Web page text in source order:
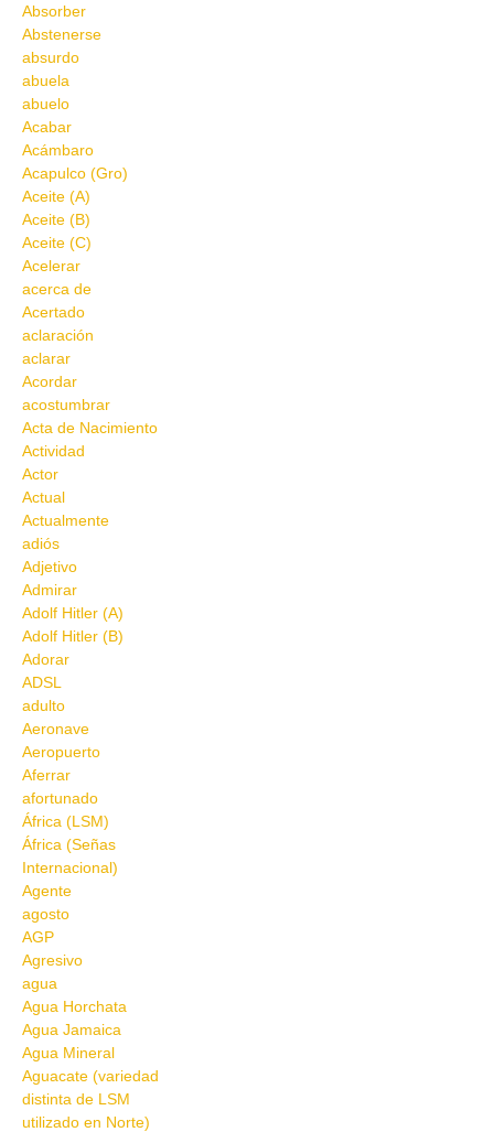
Absorber
Abstenerse
absurdo
abuela
abuelo
Acabar
Acámbaro
Acapulco (Gro)
Aceite (A)
Aceite (B)
Aceite (C)
Acelerar
acerca de
Acertado
aclaración
aclarar
Acordar
acostumbrar
Acta de Nacimiento
Actividad
Actor
Actual
Actualmente
adiós
Adjetivo
Admirar
Adolf Hitler (A)
Adolf Hitler (B)
Adorar
ADSL
adulto
Aeronave
Aeropuerto
Aferrar
afortunado
África (LSM)
África (Señas
Internacional)
Agente
agosto
AGP
Agresivo
agua
Agua Horchata
Agua Jamaica
Agua Mineral
Aguacate (variedad
distinta de LSM
utilizado en Norte)